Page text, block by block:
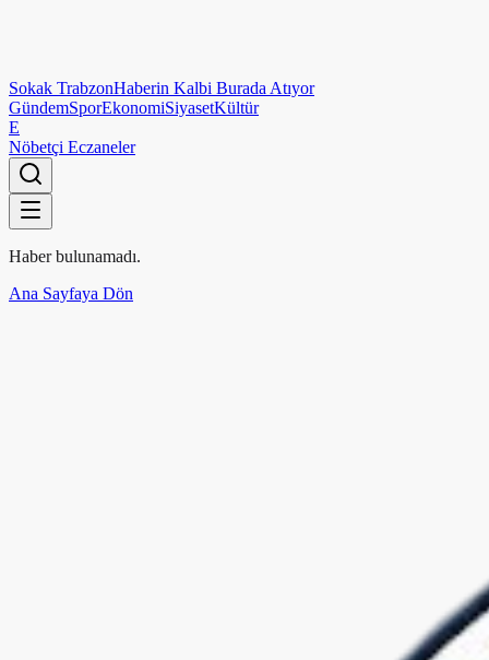
Sokak TrabzonHaberin Kalbi Burada Atıyor
GündemSporEkonomiSiyasetKültür
E
Nöbetçi Eczaneler
Haber bulunamadı.
Ana Sayfaya Dön